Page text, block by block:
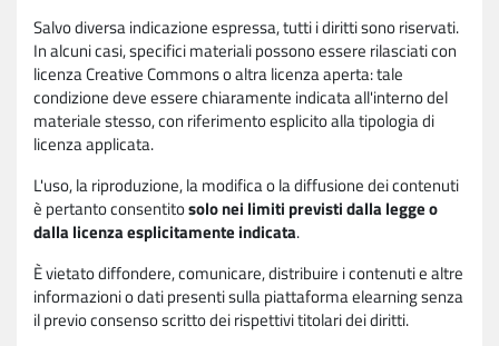
Salvo diversa indicazione espressa, tutti i diritti sono riservati.
In alcuni casi, specifici materiali possono essere rilasciati con
licenza Creative Commons o altra licenza aperta: tale
condizione deve essere chiaramente indicata all'interno del
materiale stesso, con riferimento esplicito alla tipologia di
licenza applicata.
L'uso, la riproduzione, la modifica o la diffusione dei contenuti
è pertanto consentitosolo nei limiti previsti dalla legge o
dalla licenza esplicitamente indicata.
È vietato diffondere, comunicare, distribuire i contenuti e altre
informazioni o dati presenti sulla piattaforma elearning senza
il previo consenso scritto dei rispettivi titolari dei diritti.